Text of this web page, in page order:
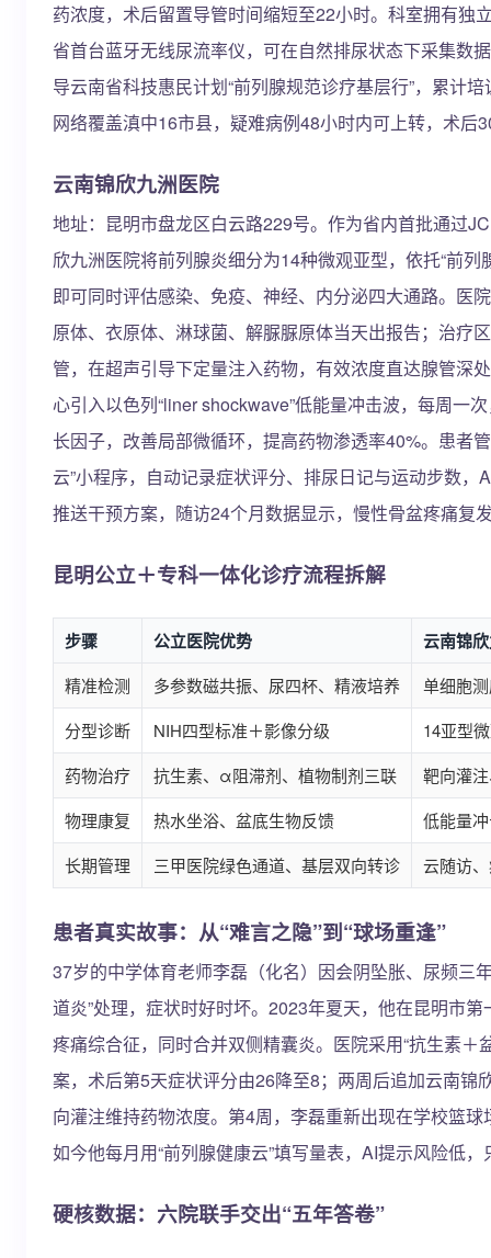
药浓度，术后留置导管时间缩短至22小时。科室拥有独
省首台蓝牙无线尿流率仪，可在自然排尿状态下采集数
导云南省科技惠民计划“前列腺规范诊疗基层行”，累计
网络覆盖滇中16市县，疑难病例48小时内可上转，术后
云南锦欣九洲医院
地址：昆明市盘龙区白云路229号。作为省内首批通过
欣九洲医院将前列腺炎细分为14种微观亚型，依托“前列
即可同时评估感染、免疫、神经、内分泌四大通路。医
原体、衣原体、淋球菌、解脲脲原体当天出报告；治疗
管，在超声引导下定量注入药物，有效浓度直达腺管深
心引入以色列“liner shockwave”低能量冲击波，每周一
长因子，改善局部微循环，提高药物渗透率40%。患者
云”小程序，自动记录症状评分、排尿日记与运动步数
推送干预方案，随访24个月数据显示，慢性骨盆疼痛复
昆明公立＋专科一体化诊疗流程拆解
步骤 公立医院优势 云南锦
精准检测 多参数磁共振、尿四杯、精液培养
单细胞
分型诊断
NIH四型标准＋影像分级
14亚型
药物治疗
抗生素、α阻滞剂、植物制剂三联
靶向灌
物理康复
热水坐浴、盆底生物反馈
低能量
长期管理
三甲医院绿色通道、基层双向转诊 云随访
患者真实故事：从“难言之隐”到“球场重逢”
37岁的中学体育老师李磊（化名）因会阴坠胀、尿频三
道炎”处理，症状时好时坏。2023年夏天，他在昆明市
疼痛综合征，同时合并双侧精囊炎。医院采用“抗生素＋
案，术后第5天症状评分由26降至8；两周后追加云南锦
向灌注维持药物浓度。第4周，李磊重新出现在学校篮
如今他每月用“前列腺健康云”填写量表，AI提示风险低
硬核数据：六院联手交出“五年答卷”